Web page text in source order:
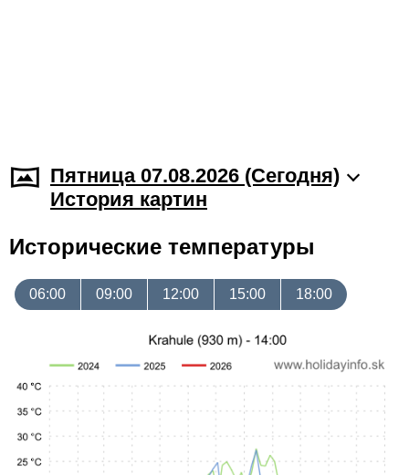
Пятница 07.08.2026 (Cегодня)
История картин
Исторические температуры
06:00 09:00 12:00 15:00 18:00